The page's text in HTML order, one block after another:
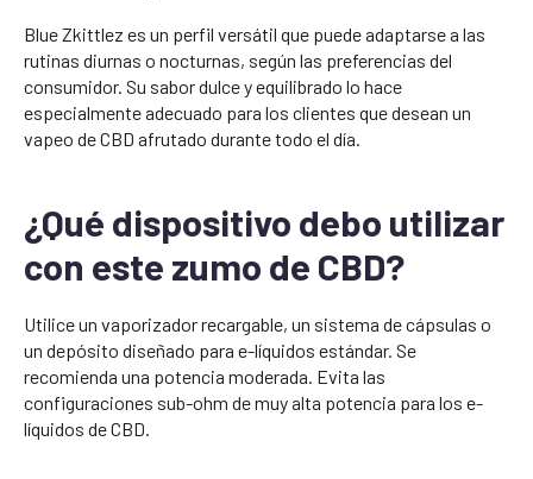
Blue Zkittlez es un perfil versátil que puede adaptarse a las
rutinas diurnas o nocturnas, según las preferencias del
consumidor. Su sabor dulce y equilibrado lo hace
especialmente adecuado para los clientes que desean un
vapeo de CBD afrutado durante todo el día.
¿Qué dispositivo debo utilizar
con este zumo de CBD?
Utilice un vaporizador recargable, un sistema de cápsulas o
un depósito diseñado para e-líquidos estándar. Se
recomienda una potencia moderada. Evita las
configuraciones sub-ohm de muy alta potencia para los e-
líquidos de CBD.